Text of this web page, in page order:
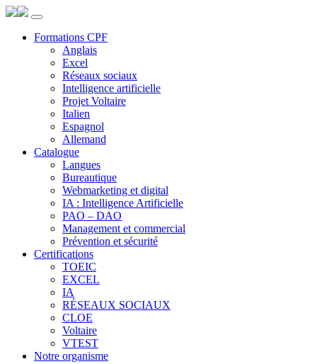
Formations CPF
Anglais
Excel
Réseaux sociaux
Intelligence artificielle
Projet Voltaire
Italien
Espagnol
Allemand
Catalogue
Langues
Bureautique
Webmarketing et digital
IA : Intelligence Artificielle
PAO – DAO
Management et commercial
Prévention et sécurité
Certifications
TOEIC
EXCEL
IA
RÉSEAUX SOCIAUX
CLOE
Voltaire
VTEST
Notre organisme
Panneau de gestion des cookies